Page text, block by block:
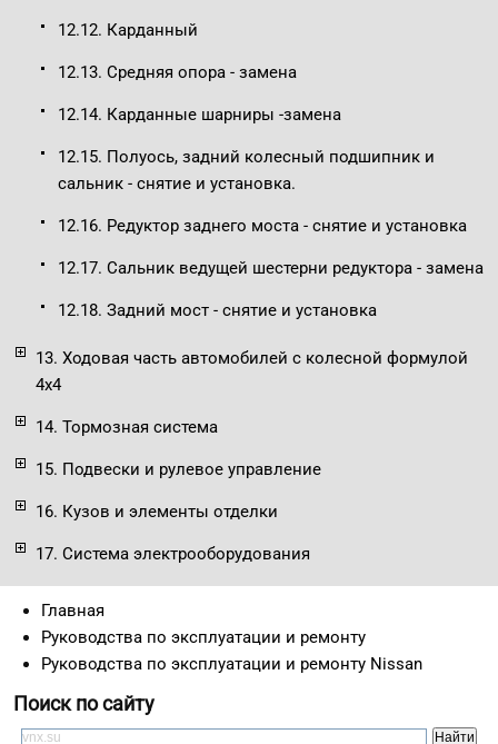
12.12. Карданный
12.13. Средняя опора - замена
12.14. Карданные шарниры -замена
12.15. Полуось, задний колесный подшипник и
сальник - снятие и установка.
12.16. Редуктор заднего моста - снятие и установка
12.17. Сальник ведущей шестерни редуктора - замена
12.18. Задний мост - снятие и установка
13. Ходовая часть автомобилей с колесной формулой
4x4
14. Тормозная система
15. Подвески и рулевое управление
16. Кузов и элементы отделки
17. Система электрооборудования
Главная
Руководства по эксплуатации и ремонту
Руководства по эксплуатации и ремонту Nissan
Поиск по сайту